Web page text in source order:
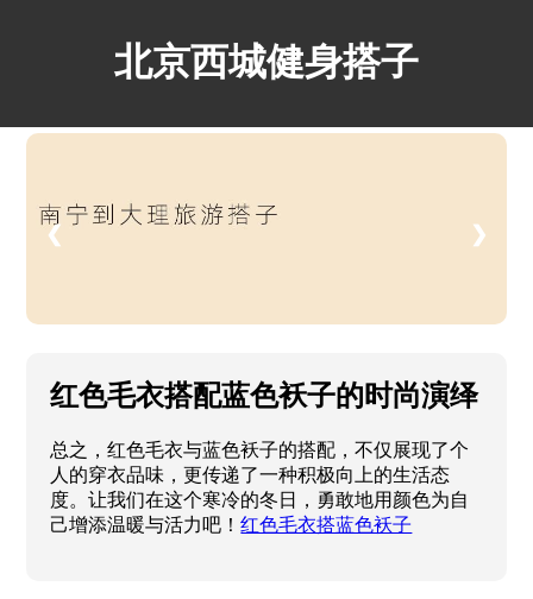
北京西城健身搭子
❮ ❯
红色毛衣搭配蓝色袄子的时尚演绎
总之，红色毛衣与蓝色袄子的搭配，不仅展现了个
人的穿衣品味，更传递了一种积极向上的生活态
度。让我们在这个寒冷的冬日，勇敢地用颜色为自
己增添温暖与活力吧！红色毛衣搭蓝色袄子